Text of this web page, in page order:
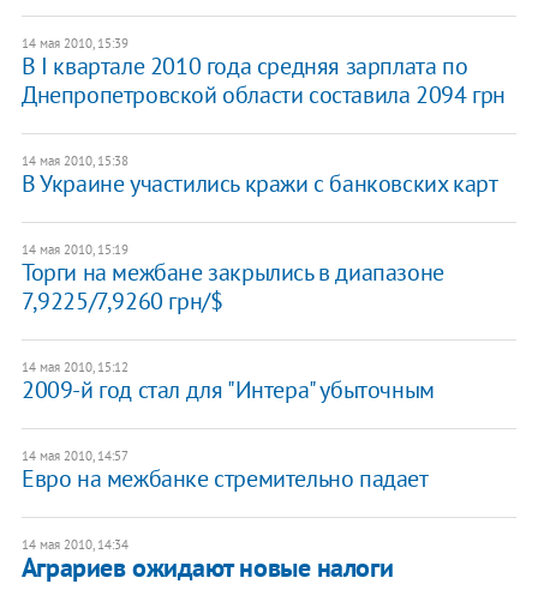
14 мая 2010, 15:39
В I квартале 2010 года средняя зарплата по
Днепропетровской области составила 2094 грн
14 мая 2010, 15:38
В Украине участились кражи с банковских карт
14 мая 2010, 15:19
Торги на межбане закрылись в диапазоне
7,9225/7,9260 грн/$
14 мая 2010, 15:12
2009-й год стал для "Интера" убыточным
14 мая 2010, 14:57
Евро на межбанке стремительно падает
14 мая 2010, 14:34
Аграриев ожидают новые налоги